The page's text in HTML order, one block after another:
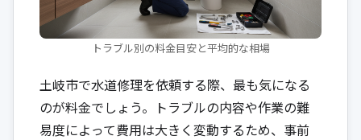
トラブル別の料金目安と平均的な相場
土岐市で水道修理を依頼する際、最も気になる
のが料金でしょう。トラブルの内容や作業の難
易度によって費用は大きく変動するため、事前